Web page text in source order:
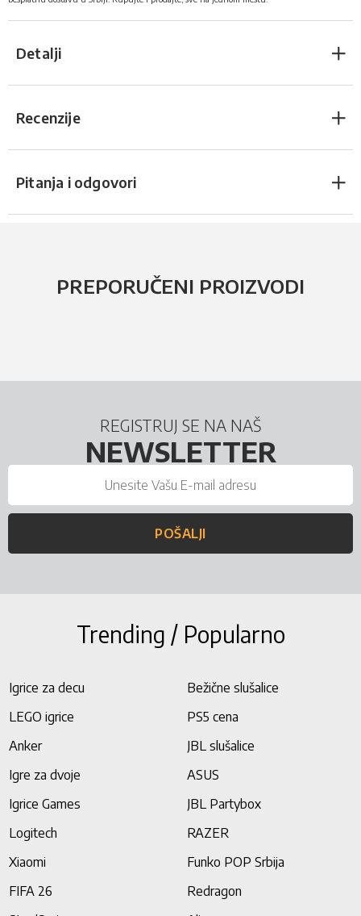
Detalji
Recenzije
Pitanja i odgovori
PREPORUČENI PROIZVODI
REGISTRUJ SE NA NAŠ
NEWSLETTER
POŠALJI
Trending / Popularno
Igrice za decu
Bežične slušalice
LEGO igrice
PS5 cena
Anker
JBL slušalice
Igre za dvoje
ASUS
Igrice Games
JBL Partybox
Logitech
RAZER
Xiaomi
Funko POP Srbija
FIFA 26
Redragon